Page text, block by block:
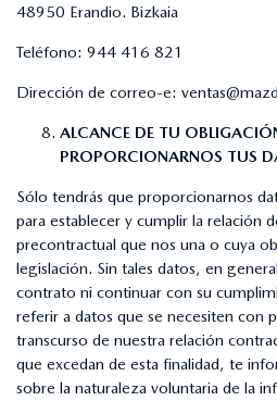
48950 Erandio. Bizkaia
Teléfono: 944 416 821
Dirección de correo-e:
ALCANCE DE TU
PROPORCIONARNOS TUS
Sólo tendrás que proporcionarnos
para establecer y cumplir la relación
precontractual que nos una o cuya
legislación. Sin tales datos, en
contrato ni continuar con su
referir a datos que se necesiten con
transcurso de nuestra relación
que excedan de esta finalidad, te
sobre la naturaleza voluntaria de la